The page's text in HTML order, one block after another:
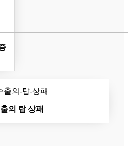
의 탑 상패